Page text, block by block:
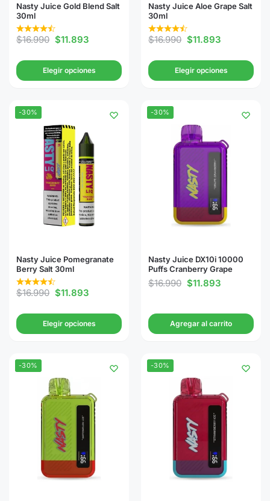
Nasty Juice Gold Blend Salt
30ml
$16.990 $11.893
Elegir opciones
Nasty Juice Aloe Grape Salt
30ml
$16.990 $11.893
Elegir opciones
-30%
Nasty Juice Pomegranate
Berry Salt 30ml
$16.990 $11.893
Elegir opciones
-30%
Nasty Juice DX10i 10000
Puffs Cranberry Grape
$16.990 $11.893
Agregar al carrito
-30% -30%